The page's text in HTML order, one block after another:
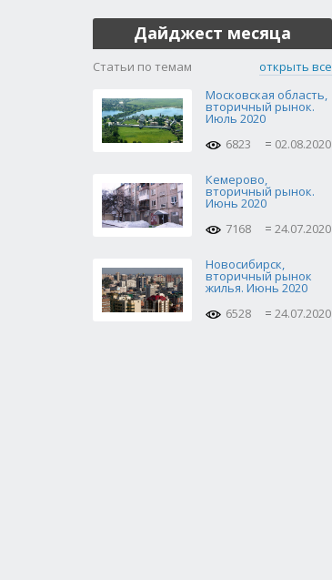
Дайджест месяца
Статьи по темам
открыть все
Московская область,
вторичный рынок.
Июль 2020
6823
02.08.2020
Кемерово,
вторичный рынок.
Июнь 2020
7168
24.07.2020
Новосибирск,
вторичный рынок
жилья. Июнь 2020
6528
24.07.2020